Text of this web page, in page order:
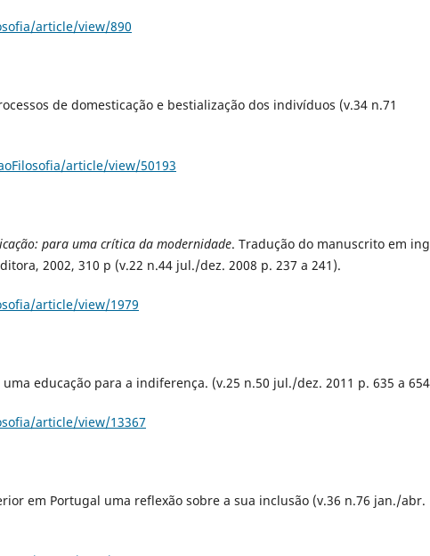
article/view/890
de domesticação e bestialização dos indivíduos (v.34 n.71
article/view/50193
para uma crítica da modernidade. Tradução do manuscrito em
2002, 310 p (v.22 n.44 jul./dez. 2008 p. 237 a 241).
article/view/1979
educação para a indiferença. (v.25 n.50 jul./dez. 2011 p. 635 a
article/view/13367
em Portugal uma reflexão sobre a sua inclusão (v.36 n.76 jan./abr.